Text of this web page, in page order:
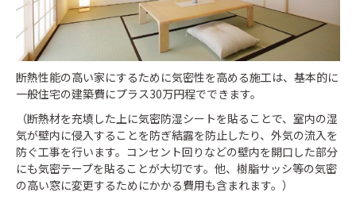
断熱性能の高い家にするために気密性を高める施工は、基本的に
一般住宅の建築費にプラス30万円程でできます。
（断熱材を充填した上に気密防湿シートを貼ることで、室内の湿
気が壁内に侵入することを防ぎ結露を防止したり、外気の流入を
防ぐ工事を行います。コンセント回りなどの壁内を開口した部分
にも気密テープを貼ることが大切です。他、樹脂サッシ等の気密
の高い窓に変更するためにかかる費用も含まれます。）